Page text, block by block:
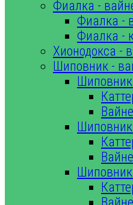
Фиалка -
Фиалка -
Фиалка -
Хионодокса -
Шиповник -